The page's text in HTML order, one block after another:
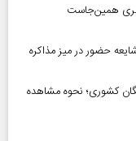
همین‌جاست
حضور در میز مذاکره
بازنشستگان کشوری؛ نحوه مشاهده